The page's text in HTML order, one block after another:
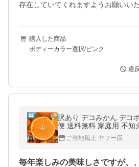
存在していてくれますようお願いい
購入した商品
ボディーカラー選択/ピンク
違
訳あり デコみかん デコ
便 送料無料 家庭用 不知
本県産 柑橘 爆買 1-5営
祝除く)
ご当地風土 ヤフー店
毎年楽しみの美味しさですが、、